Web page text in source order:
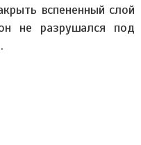
вспененный слой
не разрушался под